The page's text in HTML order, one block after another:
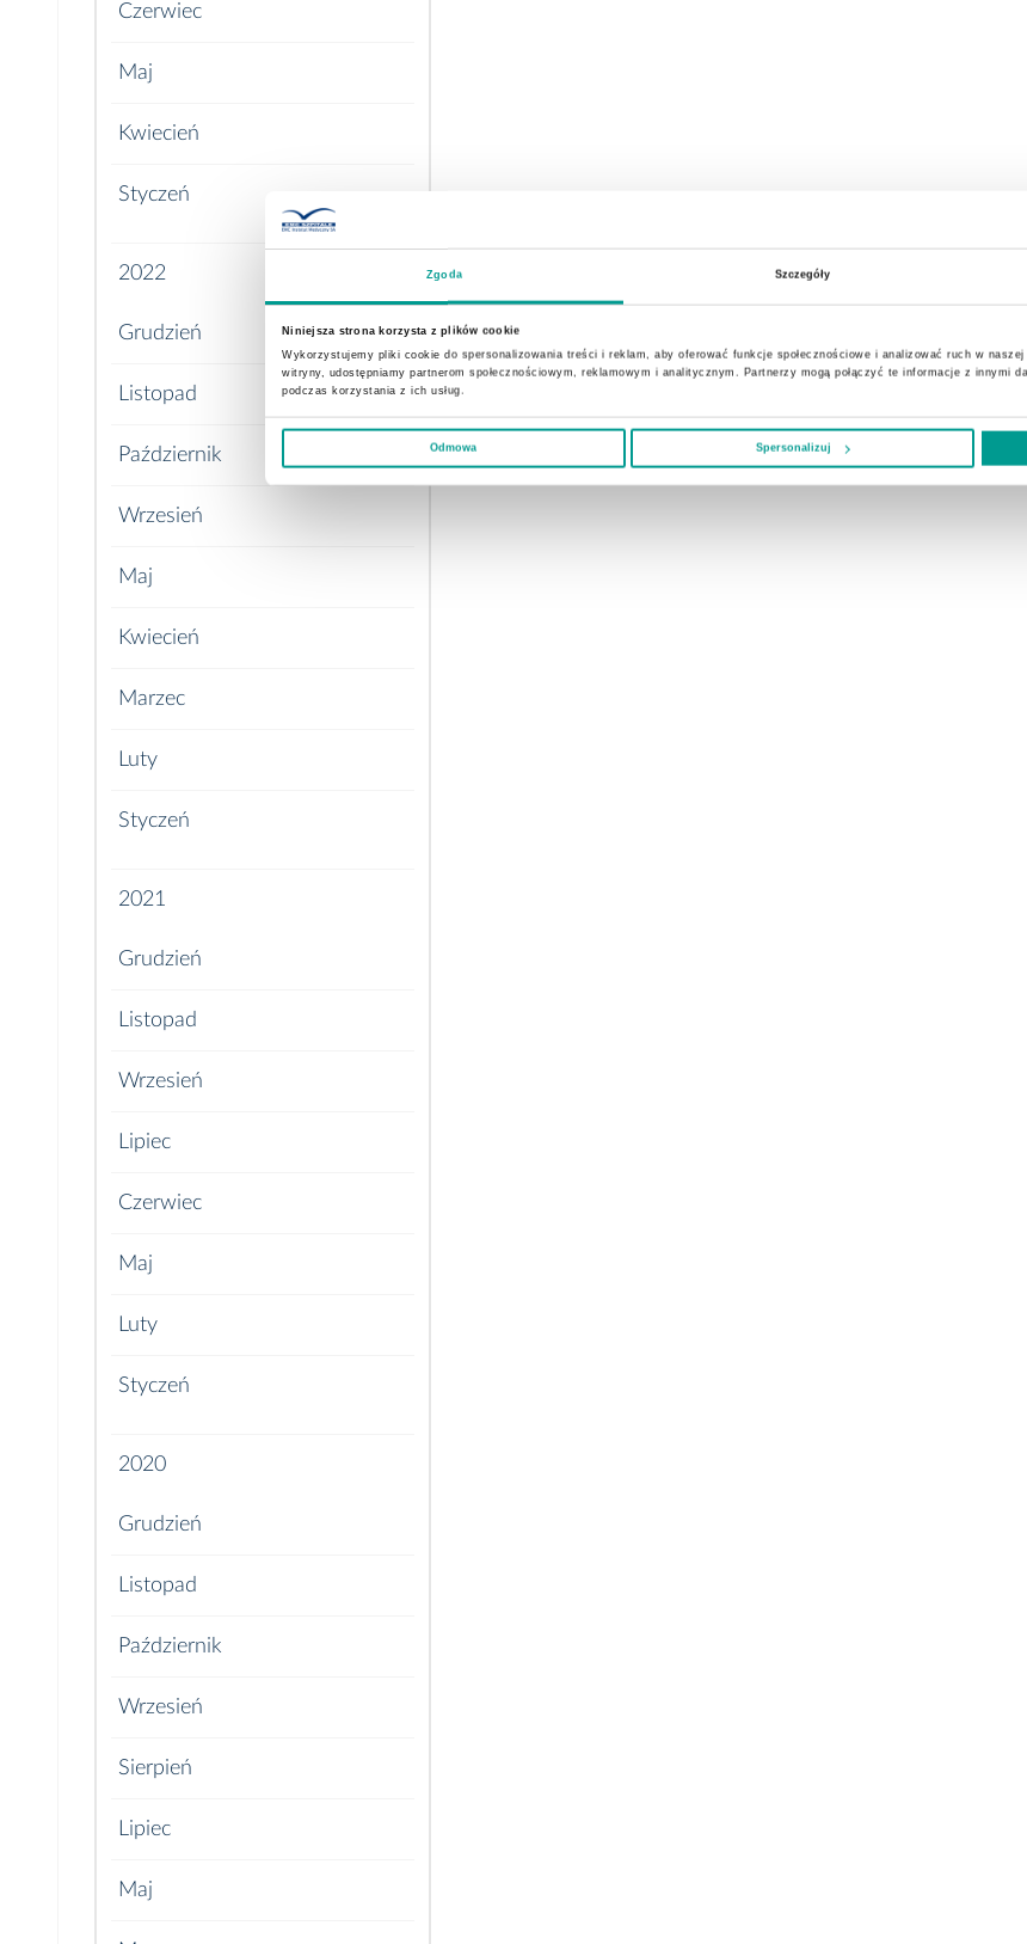
Zgoda Szczegóły
Niniejsza strona korzysta z plików cookie
Wykorzystujemy pliki cookie do spersonalizowania treści i reklam, aby oferować funkcje społecznościowe i analizować ruch w
witryny, udostępniamy partnerom społecznościowym, reklamowym i analitycznym. Partnerzy mogą połączyć te informacje z innymi
podczas korzystania z ich usług.
Odmowa Spersonalizuj
Czerwiec
Maj
Kwiecień
Styczeń
2022
Grudzień
Listopad
Październik
Wrzesień
Maj
Kwiecień
Marzec
Luty
Styczeń
2021
Grudzień
Listopad
Wrzesień
Lipiec
Czerwiec
Maj
Luty
Styczeń
2020
Grudzień
Listopad
Październik
Wrzesień
Sierpień
Lipiec
Maj